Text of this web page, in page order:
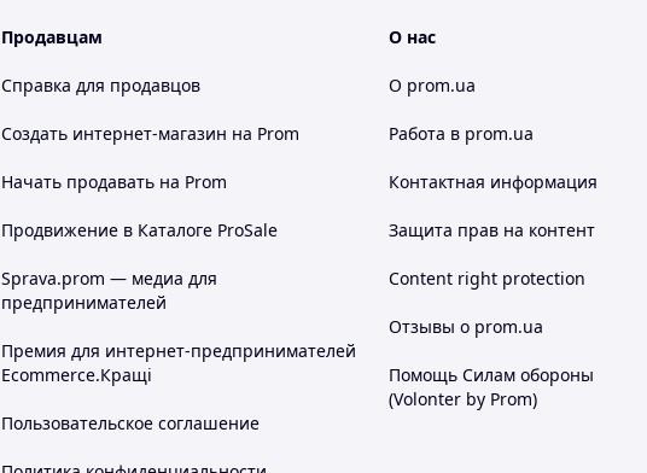
Продавцам
Справка для продавцов
Создать интернет-магазин на Prom
Начать продавать на Prom
Продвижение в Каталоге ProSale
Sprava.prom — медиа для
предпринимателей
Премия для интернет-предпринимателей
Ecommerce.Кращі
Пользовательское соглашение
О нас
О prom.ua
Работа в prom.ua
Контактная информация
Защита прав на контент
Content right protection
Отзывы о prom.ua
Помощь Силам обороны
(Volonter by Prom)